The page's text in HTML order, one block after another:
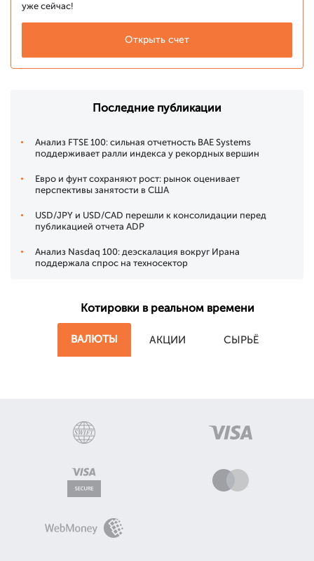
уже сейчас!
Открыть счет
Последние публикации
Анализ FTSE 100: сильная отчетность BAE Systems
поддерживает ралли индекса у рекордных вершин
Евро и фунт сохраняют рост: рынок оценивает
перспективы занятости в США
USD/JPY и USD/CAD перешли к консолидации перед
публикацией отчета ADP
Анализ Nasdaq 100: деэскалация вокруг Ирана
поддержала спрос на техносектор
Котировки в реальном времени
ВАЛЮТЫ АКЦИИ СЫРЬЁ